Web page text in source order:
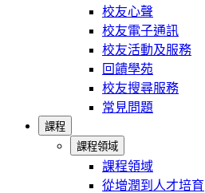
校友心聲
校友電子通訊
校友活動及服務
回饋學苑
校友搜尋服務
常見問題
課程
課程領域
課程領域
從增潤到人才培育